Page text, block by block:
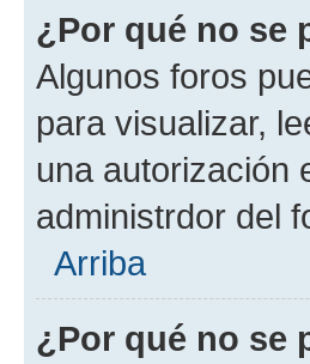
¿Por qué no se
Algunos foros
para visualizar,
una autorización
administrdor del
Arriba
¿Por qué no se